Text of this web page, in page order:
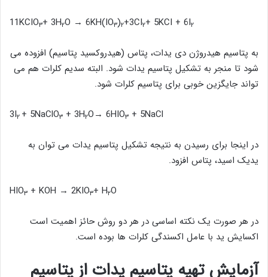
11KCIO۳+ 3H۲O → 6KH(IO۳)۲+3CI۲+ 5KCI + 6I۲
به پتاسیم هیدروژن دی یدات، پتاس (هیدروکسید پتاسیم) افزوده می
شود تا منجر به تشکیل پتاسیم یدات شود. البته سدیم کلرات هم می
تواند جایگزین خوبی برای پتاسیم کلرات شود.
۲ + 5NaClO۳ + 3H۲O→ 6HIO۳ + 5NaCl
در اینجا برای رسیدن به نتیجه تشکیل پتاسیم یدات می توان به
یدیک اسید، پتاس افزود.
۳ + KOH → 2KIO۳+ H۲O
در هر صورت یک نکته اساسی در هر دو روش حائز اهمیت است
اکسایش ید با عامل اکسندگی کلرات ها بوده است.
آزمایش تهیه پتاسیم یدات از پتاسیم